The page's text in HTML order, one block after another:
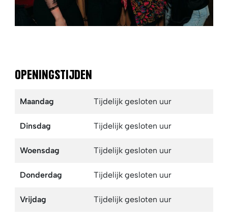
OPENINGSTIJDEN
Maandag Tijdelijk gesloten uur
Dinsdag Tijdelijk gesloten uur
Woensdag Tijdelijk gesloten uur
Donderdag Tijdelijk gesloten uur
Vrijdag Tijdelijk gesloten uur